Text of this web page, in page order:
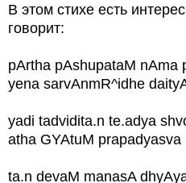
В этом стихе есть
говорит:
pArtha pAshupataM nAma
yena sarvAnmR^idhe
yadi tadvidita.n te.adya
atha GYAtuM
ta.n devaM manasA